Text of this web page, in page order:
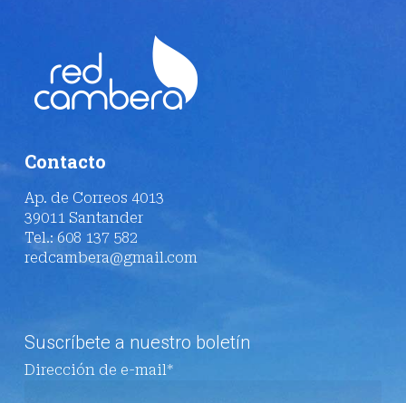
Contacto
Ap. de Correos 4013
39011 Santander
Tel.: 608 137 582
redcambera@gmail.com
Suscríbete a nuestro boletín
Dirección de e-mail*